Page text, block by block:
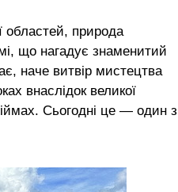
областей, природа
що нагадує знаменитий
наче витвір мистецтва
внаслідок великої
Сьогодні це — один з